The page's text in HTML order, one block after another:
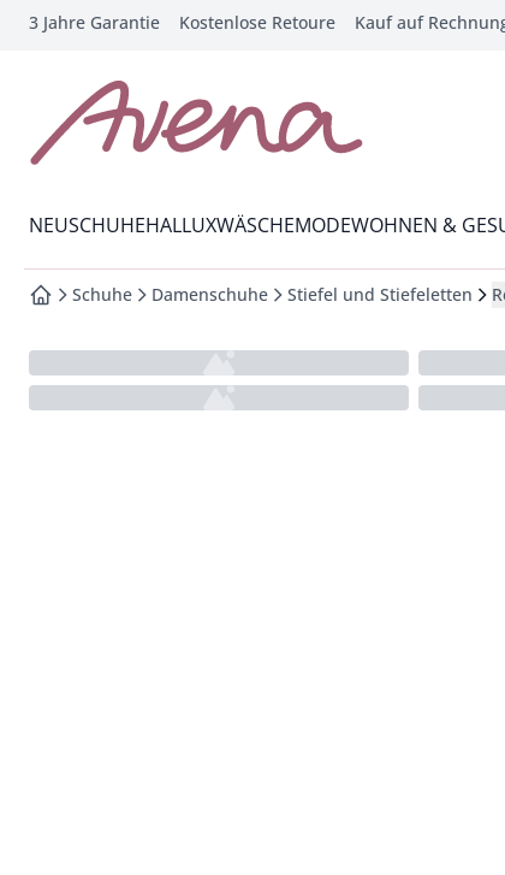
springen
springen
springen
springen
3 Jahre Garantie Kostenlose Retoure Kauf auf
zur Startseite
Wechsel in das Menü mit Pfeil-Runter Taste
NEUSCHUHEHALLUXWÄSCHEMODEWOHNEN &
zur Startseite
Schuhe Damenschuhe Stiefel und Stiefeletten